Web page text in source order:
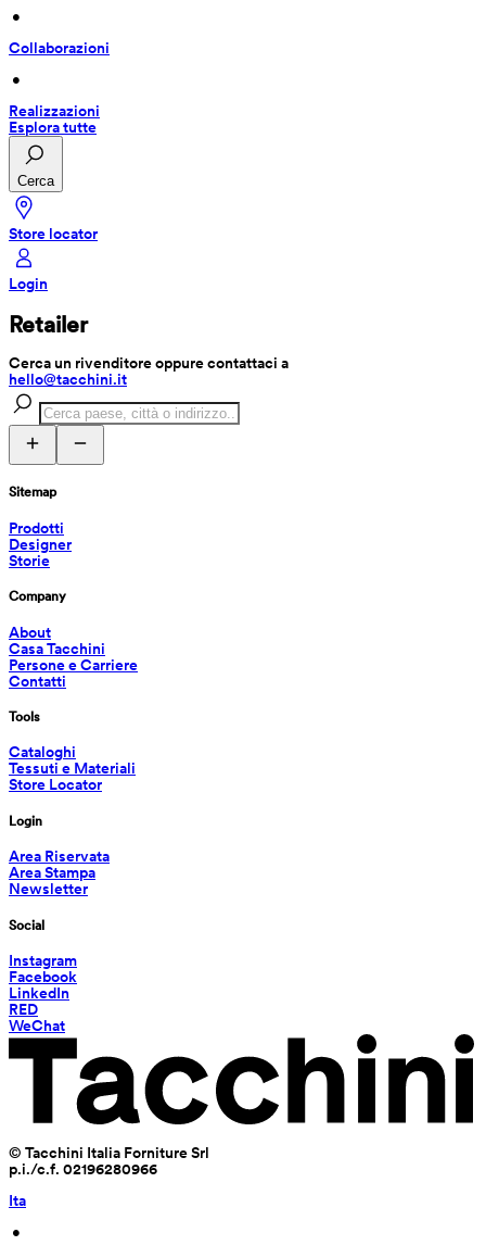
•
Collaborazioni
•
Realizzazioni
Esplora tutte
Cerca
Store locator
Login
Retailer
Cerca un rivenditore oppure contattaci a
hello@tacchini.it
Sitemap
Prodotti
Designer
Storie
Company
About
Casa Tacchini
Persone e Carriere
Contatti
Tools
Cataloghi
Tessuti e Materiali
Store Locator
Login
Area Riservata
Area Stampa
Newsletter
Social
Instagram
Facebook
LinkedIn
RED
WeChat
© Tacchini Italia Forniture Srl
p.i./c.f. 02196280966
Ita
•